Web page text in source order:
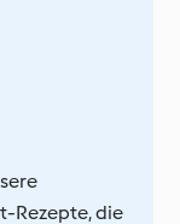
Rezepte, die